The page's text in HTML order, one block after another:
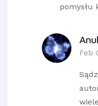
pomysłu
Feb